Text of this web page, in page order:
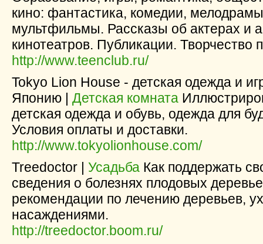
кино: фантастика, комедии,
мультфильмы. Рассказы об актерах и
кинотеатров. Публикации. Творчество
http://www.teenclub.ru/
Tokyo Lion House - детская одежда и
Японию | Детская комната
детская одежда и обувь, одежда для
Условия оплаты и доставки.
http://www.tokyolionhouse.com/
Treedoctor | Усадьба Как поддержать
сведения о болезнях плодовых
рекомендации по лечению деревьев,
насаждениями.
http://treedoctor.boom.ru/